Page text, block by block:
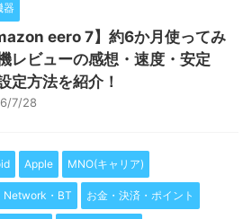
器
eero 7】約6か月使ってみ
レビューの感想・速度・安定
定方法を紹介！
7/28
Apple MNO(キャリア)
Network・BT お金・決済・ポイント